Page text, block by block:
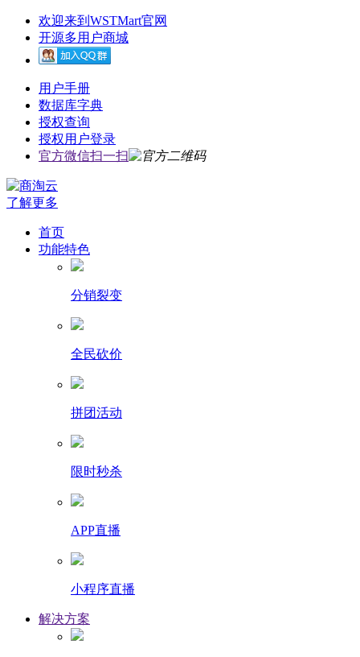
欢迎来到WSTMart官网
开源多用户商城
用户手册
数据库字典
授权查询
授权用户登录
官方微信扫一扫
了解更多
首页
功能特色
分销裂变
全民砍价
拼团活动
限时秒杀
APP直播
小程序直播
解决方案